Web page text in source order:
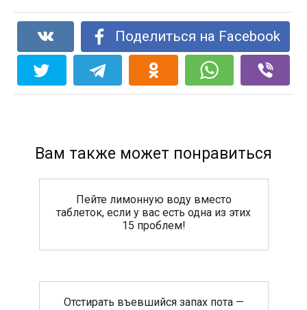
Поделиться на Facebook
Вам также может понравиться
Пейте лимонную воду вместо
таблеток, если у вас есть одна из этих
15 проблем!
Отстирать въевшийся запах пота —